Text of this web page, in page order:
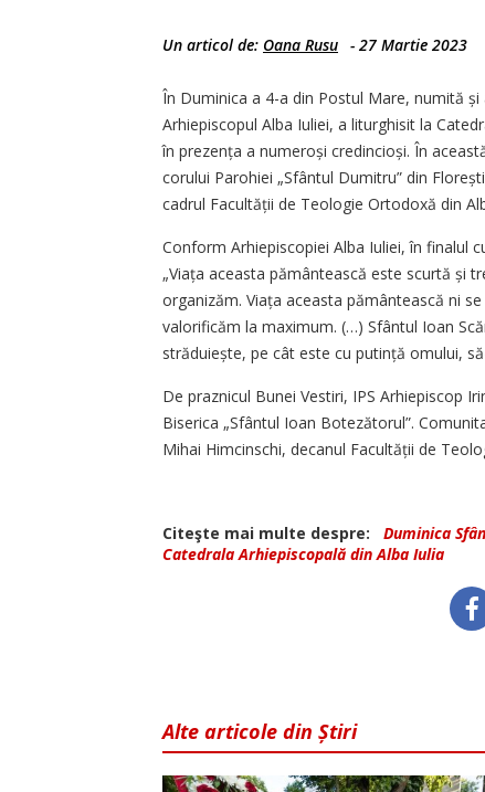
Un articol de: Oana Rusu - 27 Martie 2023
În Duminica a 4-a din Postul Mare, numită
Arhiepiscopul Alba Iuliei, a liturghisit la
în prezența a numeroși credincioși. În
corului Parohiei „Sfântul Dumitru” din
cadrul Facultății de Teologie Ortodoxă din
Conform Arhiepiscopiei Alba Iuliei, în finalul
„Viața aceasta pământească este scurtă și
organizăm. Viața aceasta pământească ni
valorificăm la maximum. (…) Sfântul Ioan
străduiește, pe cât este cu putință omului,
De praznicul Bunei Vestiri, IPS Arhiepiscop
Biserica „Sfântul Ioan Botezătorul”.
Mihai Himcinschi, decanul Facultății de
Citeşte mai multe despre: Duminica
Catedrala Arhiepiscopală din Alba Iulia
Alte articole din Știri